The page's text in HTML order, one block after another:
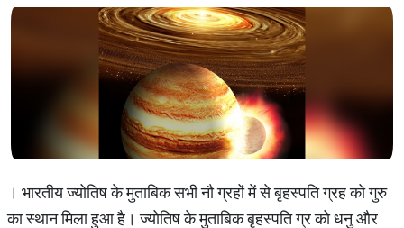
। भारतीय ज्योतिष के मुताबिक सभी नौ ग्रहों में से बृहस्पति ग्रह को गुरु
का स्थान मिला हुआ है। ज्योतिष के मुताबिक बृहस्पति ग्र को धनु और